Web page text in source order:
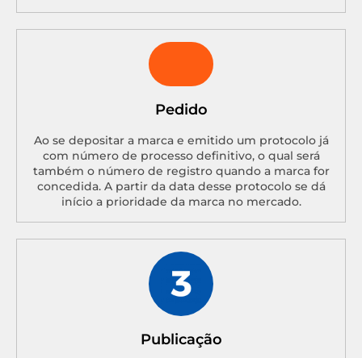
Pedido
Ao se depositar a marca e emitido um protocolo já
com número de processo definitivo, o qual será
também o número de registro quando a marca for
concedida. A partir da data desse protocolo se dá
início a prioridade da marca no mercado.
Publicação